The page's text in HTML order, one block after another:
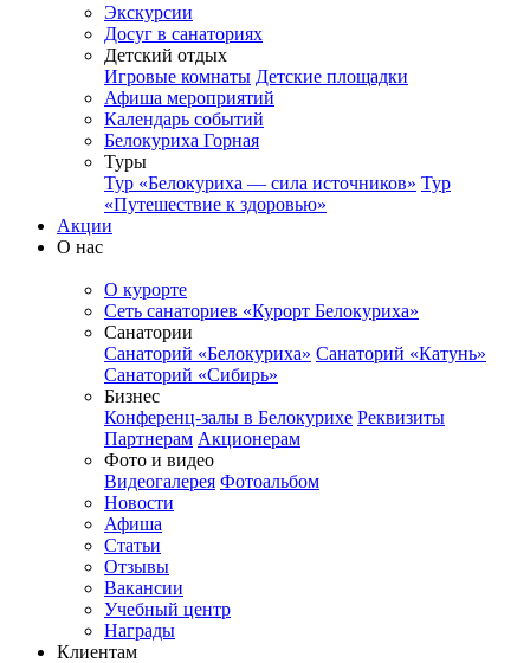
Экскурсии
Досуг в санаториях
Детский отдых
Игровые комнаты Детские площадки
Афиша мероприятий
Календарь событий
Белокуриха Горная
Туры
Тур «Белокуриха — сила источников» Тур
«Путешествие к здоровью»
Акции
О нас
О курорте
Сеть санаториев «Курорт Белокуриха»
Санатории
Санаторий «Белокуриха» Санаторий «Катунь»
Санаторий «Сибирь»
Бизнес
Конференц-залы в Белокурихе Реквизиты
Партнерам Акционерам
Фото и видео
Видеогалерея Фотоальбом
Новости
Афиша
Статьи
Отзывы
Вакансии
Учебный центр
Награды
Клиентам